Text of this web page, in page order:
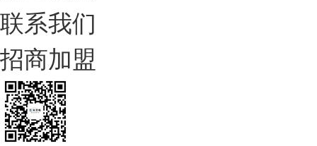
联系我们
招商加盟